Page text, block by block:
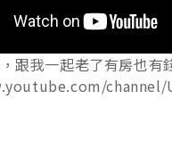
跟我一起老了有房也有
channel/